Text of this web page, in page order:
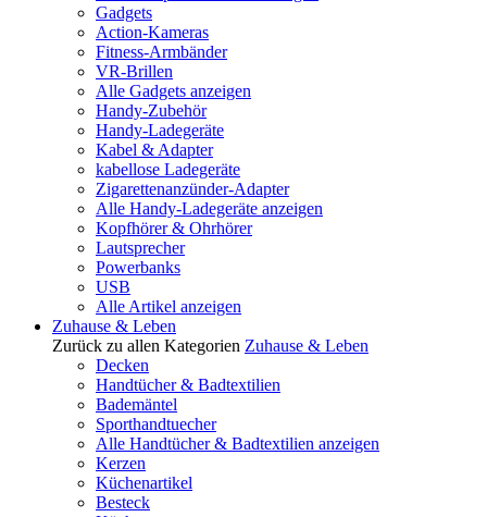
Gadgets
Action-Kameras
Fitness-Armbänder
VR-Brillen
Alle Gadgets anzeigen
Handy-Zubehör
Handy-Ladegeräte
Kabel & Adapter
kabellose Ladegeräte
Zigarettenanzünder-Adapter
Alle Handy-Ladegeräte anzeigen
Kopfhörer & Ohrhörer
Lautsprecher
Powerbanks
USB
Alle Artikel anzeigen
Zuhause & Leben
Zurück zu allen Kategorien Zuhause & Leben
Decken
Handtücher & Badtextilien
Bademäntel
Sporthandtuecher
Alle Handtücher & Badtextilien anzeigen
Kerzen
Küchenartikel
Besteck